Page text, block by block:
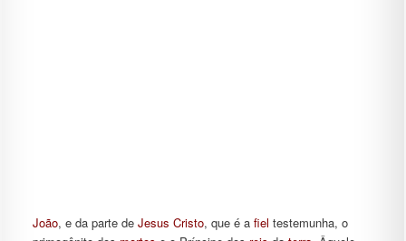
João, e da parte de Jesus Cristo, que é a fiel testemunha, o